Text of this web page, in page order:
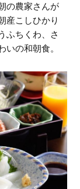
の農家さんが
産こしひかり
ふちくわ、さ
いの和朝食。